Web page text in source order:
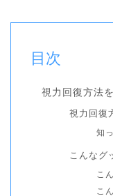
目次
視力回復方法
視力回復
知
こんな
こ
こ